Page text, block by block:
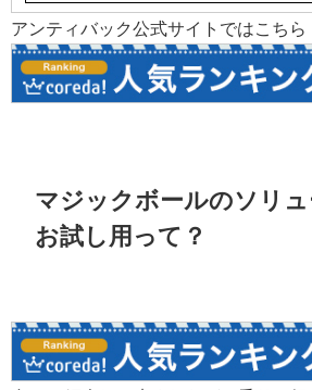
アンティバック公式サイトではこちら
マジックボールのソリ
お試し用って？